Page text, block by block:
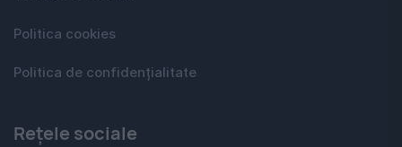
Politica cookies
Politica de confidențialitate
Rețele sociale